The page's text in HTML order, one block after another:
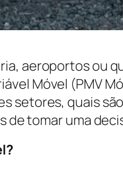
aeroportos ou
Móvel (PMV
setores, quais
tomar uma